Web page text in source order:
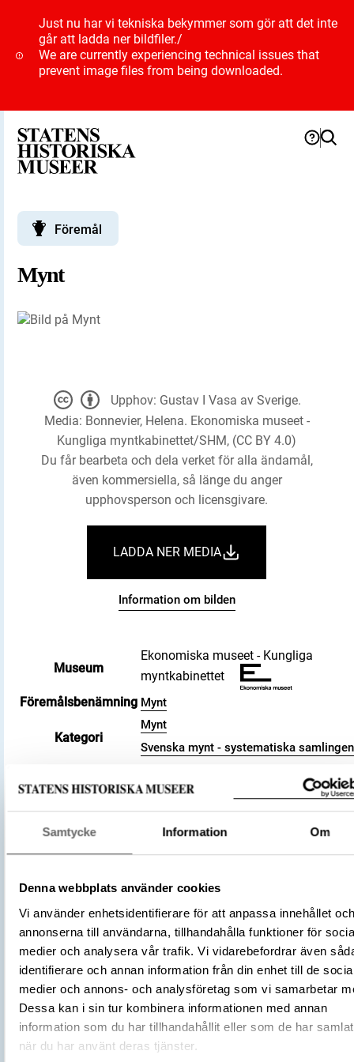
Samtycke Information Om
Denna webbplats använder cookies
Vi använder enhetsidentifierare för att anpassa innehållet och
annonserna till användarna, tillhandahålla funktioner för
medier och analysera vår trafik. Vi vidarebefordrar även
identifierare och annan information från din enhet till de
medier och annons- och analysföretag som vi samarbetar
Dessa kan i sin tur kombinera informationen med annan
information som du har tillhandahållit eller som de har
när du har använt deras tjänster.
Just nu har vi tekniska bekymmer som gör att det inte
går att ladda ner bildfiler./
We are currently experiencing technical issues that
prevent image files from being downloaded.
Föremål
Mynt
Museum
Ekonomiska museet - Kungliga
myntkabinettet
Föremålsbenämning Mynt
Kategori
Mynt
Svenska mynt - systematiska samlingen
Material
Silver
Datering 1528
Sverige
Stockholm
Tillverkare Gustav I Vasa av Sverige
Föremålsnummer
106594_KMK
Sveriges mynt 1521-1977, 1976,
(Ahlström, Bjarne , Almer, Yngve,
Hemmingsson, Bengt)
Typ
Föremålsskylt
Källa
Till Ekonomiska museets
permanenta utställning
Datum
2024-05-23
Text
Upphov: Gustav I Vasa av Sverige.
Media: Bonnevier, Helena. Ekonomiska museet -
Kungliga myntkabinettet/SHM, (CC BY 4.0)
Du får bearbeta och dela verket för alla ändamål,
även kommersiella, så länge du anger
upphovsperson och licensgivare.
LADDA NER MEDIA
Information om bilden